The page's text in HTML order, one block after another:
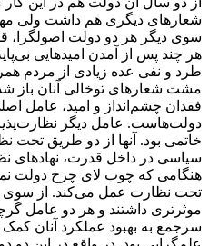
شعارهای دیگری هم داشت ولی
سوی دیگر هر دو دولت اصولگرا،
هر چند پس از آمدن امیدهایی
طرد و نفی عده زیادی از مردم
مشت شعارهای توخالی آنان باز
فقدان چشم‌انداز و امید، عامل
دولت‌هاست. عامل دیگر
خاتمی بود. آنها از دو طریق تحت
سیاسی در داخل قدرت، نهادهای
هنگامی که چوب لای چرخ دولت
تحت نظارت عمل می‌کند. از سوی
موثرتری داشتند و هر دو عامل
سرجمع به بهبود عملکرد آنان